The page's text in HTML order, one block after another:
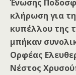
Ένωσης
κλήρωση για
κυπέλλου της
μπήκαν
Ορφέας
Νέστος